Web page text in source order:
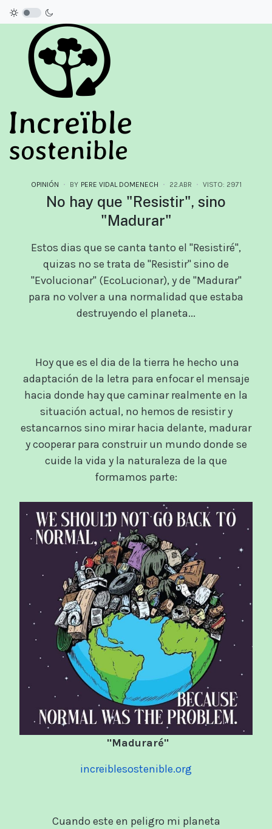
OPINIÓN BY PERE VIDAL DOMENECH 22.ABR VISTO: 2971
No hay que "Resistir", sino
"Madurar"
Estos dias que se canta tanto el "Resistiré",
quizas no se trata de "Resistir" sino de
"Evolucionar" (EcoLucionar), y de "Madurar"
para no volver a una normalidad que estaba
destruyendo el planeta...
Hoy que es el dia de la tierra he hecho una
adaptación de la letra para enfocar el mensaje
hacia donde hay que caminar realmente en la
situación actual, no hemos de resistir y
estancarnos sino mirar hacia delante, madurar
y cooperar para construir un mundo donde se
cuide la vida y la naturaleza de la que
formamos parte:
"Maduraré"
increiblesostenible.org
Cuando este en peligro mi planeta